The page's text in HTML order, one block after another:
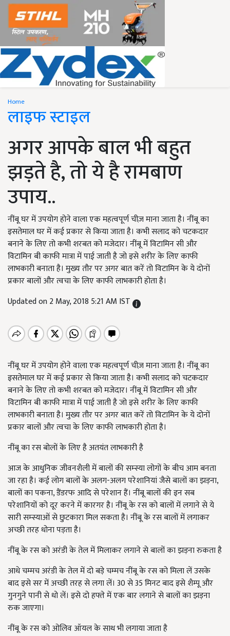
Home
लाइफ स्टाइल
अगर आपके बाल भी बहुत
झड़ते है, तो ये है रामबाण
उपाय..
नींबू घर में उपयोग होने वाला एक महत्वपूर्ण चीज़ माना जाता है। नींबू का
इसतेमाल घर में कई प्रकार से किया जाता है। कभी सलाद को चटकदार
बनाने के लिए तो कभी शरबत को मजेदार। नींबू में विटामिन सी और
विटामिन बी काफी मात्रा में पाई जाती है जो इसे शरीर के लिए काफी
लाभकारी बनाता है। मुख्य तौर पर अगर बात करें तो विटामिन के ये दोनों
प्रकार बालों और त्वचा के लिए काफी लाभकारी होता है।
Updated on 2 May, 2018 5:21 AM IST
नींबू घर में उपयोग होने वाला एक महत्वपूर्ण चीज़ माना जाता है। नींबू का
इसतेमाल घर में कई प्रकार से किया जाता है। कभी सलाद को चटकदार
बनाने के लिए तो कभी शरबत को मजेदार। नींबू में विटामिन सी और
विटामिन बी काफी मात्रा में पाई जाती है जो इसे शरीर के लिए काफी
लाभकारी बनाता है। मुख्य तौर पर अगर बात करें तो विटामिन के ये दोनों
प्रकार बालों और त्वचा के लिए काफी लाभकारी होता है।
नींबू का रस बोलों के लिए है अतयंत लाभकारी है
आज के आधुनिक जीवनशैली में बालों की सम्स्या लोगों के बीच आम बनता
जा रहा है। कई लोग बालों के अलग-अलग परेशानियां जैसे बालों का झड़ना,
बालों का पकना, डैंडरफ आदि से परेशान हैं। नींबू बालों की इन सब
परेशानियों को दूर करने में कारगर है। नींबू के रस को बालों में लगाने से ये
सारी सम्स्याओं से छुटकारा मिल सकता है। नींबू के रस बालों में लगाकर
अच्छी तरह धोना पड़ता है।
नींबू के रस को अरंडी के तेल में मिलाकर लगाने से बालों का झड़ना रुकता है
आधे चम्मच अरंडी के तेल में दो बड़े चम्मच नींबू के रस को मिला लें उसके
बाद इसे सर में अच्छी तरह से लगा लें। 30 से 35 मिनट बाद इसे शैम्पू और
गुनगुने पानी से धो लें। इसे दो हफ्ते में एक बार लगाने से बालों का झड़ना
रुक जाएगा।
नींबू के रस को ओलिव ऑयल के साथ भी लगाया जाता है